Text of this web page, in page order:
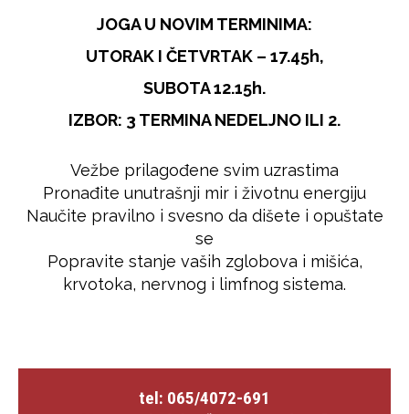
JOGA U NOVIM TERMINIMA:
UTORAK I ČETVRTAK – 17.45h,
SUBOTA 12.15h.
IZBOR: 3 TERMINA NEDELJNO ILI 2.
Vežbe prilagođene svim uzrastima
Pronađite unutrašnji mir i životnu energiju
Naučite pravilno i svesno da dišete i opuštate
se
Popravite stanje vaših zglobova i mišića,
krvotoka, nervnog i limfnog sistema.
tel: 065/4072-691